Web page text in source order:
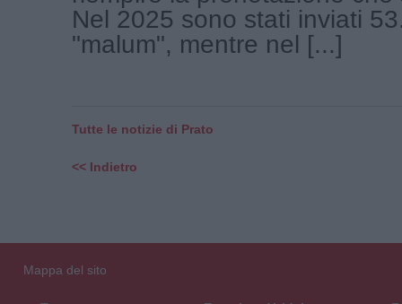
Nel 2025 sono stati inviati
"malum", mentre nel [...]
Tutte le notizie di Prato
<< Indietro
Mappa del sito